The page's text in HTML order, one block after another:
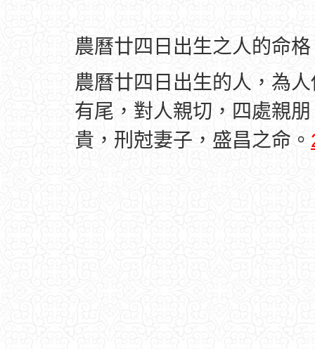
農曆廿四日出生之人的命
農曆廿四日出生的人，為
有尾，對人親切，四處親
貴，刑尅妻子，盛昌之命。